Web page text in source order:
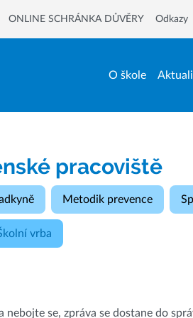
O škole
ONLINE SCHRÁNKA DŮVĚRY Odkazy
pracoviště
Metodik prevence
vrba
nebojte se, zpráva se dostane do